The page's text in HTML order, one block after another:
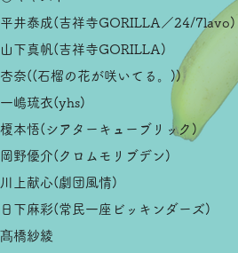
平井泰成(吉祥寺GORILLA／24/7lavo)
山下真帆(吉祥寺GORILLA)
杏奈((石榴の花が咲いてる。))
一嶋琉衣(yhs)
榎本悟(シアターキューブリック)
岡野優介(クロムモリブデン)
川上献心(劇団風情)
日下麻彩(常民一座ビッキンダーズ)
髙橋紗綾